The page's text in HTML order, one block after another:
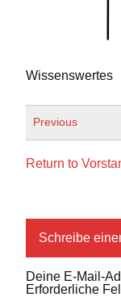
Wissenswertes
Previous
Return to
Schreibe
Deine E-Mail-
Erforderliche